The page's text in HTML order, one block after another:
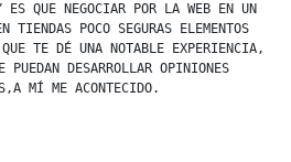
ES QUE NEGOCIAR POR LA WEB EN UN
TIENDAS POCO SEGURAS ELEMENTOS
TE DÉ UNA NOTABLE EXPERIENCIA,
DESARROLLAR OPINIONES
MÍ ME ACONTECIDO.